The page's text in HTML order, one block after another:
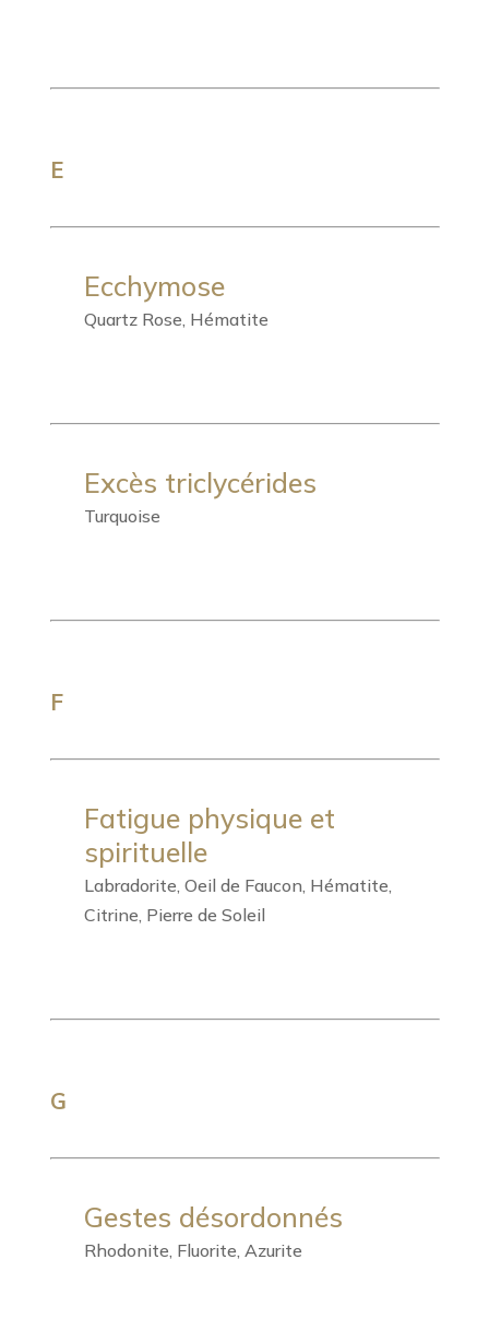
E
Ecchymose
Quartz Rose, Hématite
Excès triclycérides
Turquoise
F
Fatigue physique et
spirituelle
Labradorite, Oeil de Faucon, Hématite,
Citrine, Pierre de Soleil
G
Gestes désordonnés
Rhodonite, Fluorite, Azurite